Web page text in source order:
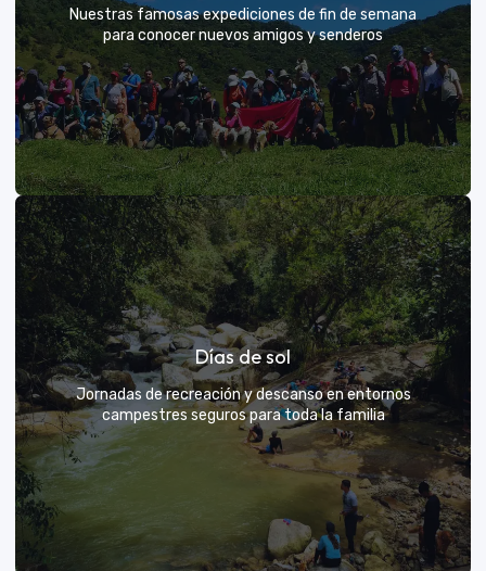
Nuestras famosas expediciones de fin de semana
para conocer nuevos amigos y senderos
Rutas grupales clásicas
Únete a la manada y descubre nuevos senderos
VER MÁS
Días de sol
Jornadas de recreación y descanso en entornos
campestres seguros para toda la familia